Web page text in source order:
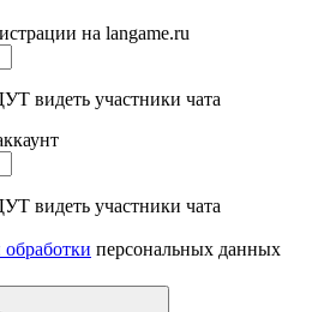
на langame.ru
видеть участники чата
видеть участники чата
персональных данных